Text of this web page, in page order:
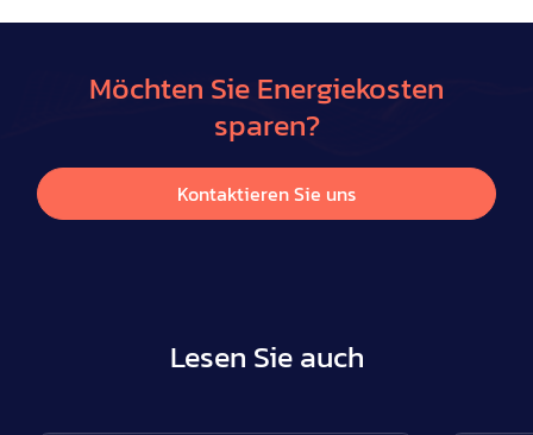
Möchten Sie Energiekosten
sparen?
Kontaktieren Sie uns
Lesen Sie auch